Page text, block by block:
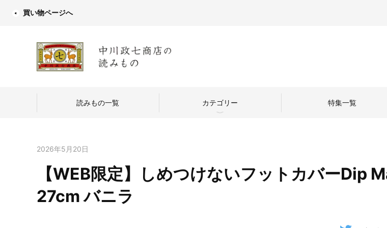
買い物ページへ
読みもの一覧 カテゴリー
中川政七商店のものづくり 日本の暮らし 中川政
特集一覧
2026年5月20日
【WEB限定】しめつけないフットカバーDip
27cm バニラ